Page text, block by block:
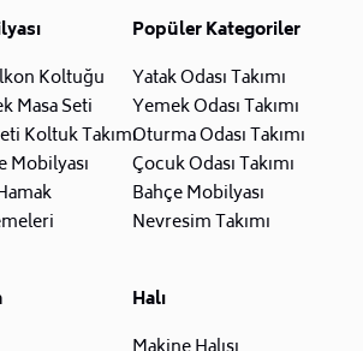
Koltuğu
Masa Seti
Koltuk Takımı
Mobilyası
Popüler Kategoriler
Yatak Odası Takımı
Yemek Odası Takımı
Oturma Odası Takımı
Çocuk Odası Takımı
Bahçe Mobilyası
Nevresim Takımı
Halı